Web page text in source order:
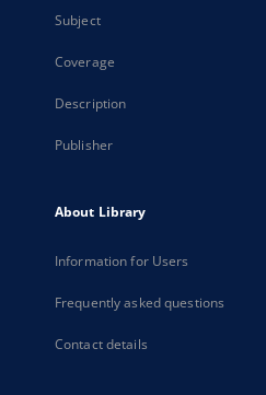
Subject
Coverage
Description
Publisher
About Library
Information for Users
Frequently asked questions
Contact details